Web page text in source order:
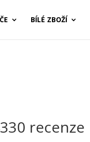
BÍLÉ ZBOŽÍ
recenze